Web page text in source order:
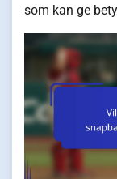
som kan ge